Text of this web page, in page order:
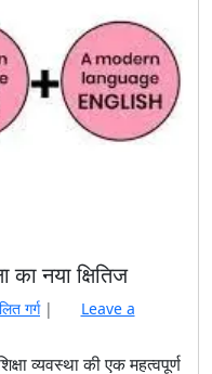
का नया क्षितिज
गर्ग |
Leave a
व्यवस्था की एक महत्वपूर्ण